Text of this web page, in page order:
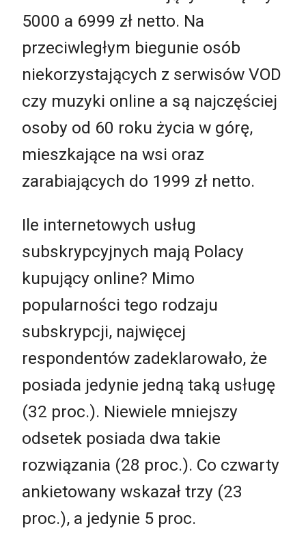
5000 a 6999 zł netto. Na
przeciwległym biegunie osób
niekorzystających z serwisów VOD
czy muzyki online a są najczęściej
osoby od 60 roku życia w górę,
mieszkające na wsi oraz
zarabiających do 1999 zł netto.
Ile internetowych usług
subskrypcyjnych mają Polacy
kupujący online? Mimo
popularności tego rodzaju
subskrypcji, najwięcej
respondentów zadeklarowało, że
posiada jedynie jedną taką usługę
(32 proc.). Niewiele mniejszy
odsetek posiada dwa takie
rozwiązania (28 proc.). Co czwarty
ankietowany wskazał trzy (23
proc.), a jedynie 5 proc.